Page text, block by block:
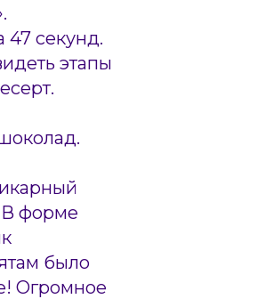
47 секунд.
этапы
В форме
было
Огромное